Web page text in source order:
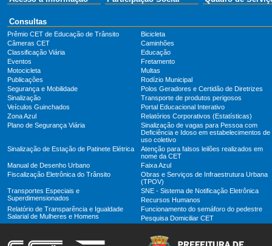
Consultas
Prêmio CET de Educação de Trânsito
Bicicleta
Câmeras CET
Caminhões
Classificação Viária
Educação
Eventos
Fretamento
Motocicleta
Multas
Publicações
Rodízio Municipal
Segurança e Mobilidade
Polos Geradores e Certidão de Diretrizes
Sinalização
Transporte de produtos perigosos
Veículos Guinchados
Portal Educacional Interativo
Zona Azul
Relatórios Corporativos (Estatísticas)
Plano de Segurança Viária
Sinalização de vagas para Pessoa com
Deficiência e Idoso em estabelecimentos de
uso coletivo
Sinalização de Estação de Patinete Elétrica
Atenção para falsos leilões realizados em
nome da CET
Manual de Desenho Urbano
Faixa Azul
Fiscalização Eletrônica do Trânsito
Obras e Serviços de Infraestrutura Urbana
(TPOV)
Transportes Especiais e
Superdimensionados
SNE - Sistema de Notificação Eletrônica
Recursos Humanos
Relatório de Transparência e Igualdade
Salarial de Mulheres e Homens
Funcionamento do semáforo do pedestre
Pesquisa Domiciliar CET